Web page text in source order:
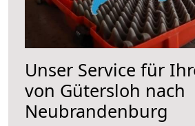
Unser Service für
von Gütersloh nach
Neubrandenburg